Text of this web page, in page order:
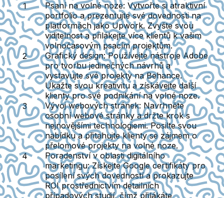
Psaní na volné noze: Vytvořte si atraktivní
portfolio a prezentujte své dovednosti na
platformách jako Upwork. Zvyšte svou
viditelnost a přilákejte více klientů k vašim
volnočasovým psacím projektům.
Grafický design: Používejte nástroje Adobe
pro tvorbu jedinečných návrhů a
vystavujte své projekty na Behance.
Ukažte svou kreativitu a získávejte další
klienty pro své podnikání na volné noze.
Vývoj webových stránek: Navrhněte
osobní webové stránky a držte krok s
nejnovějšími technologiemi. Posilte svou
nabídku a přitahujte klienty se zájmem o
přelomové projekty na volné noze.
Poradenství v oblasti digitálního
marketingu: Získejte Google certifikáty pro
posílení svých dovedností a prokazujte
ROI prostřednictvím detailních
případových studií, čímž přilákáte